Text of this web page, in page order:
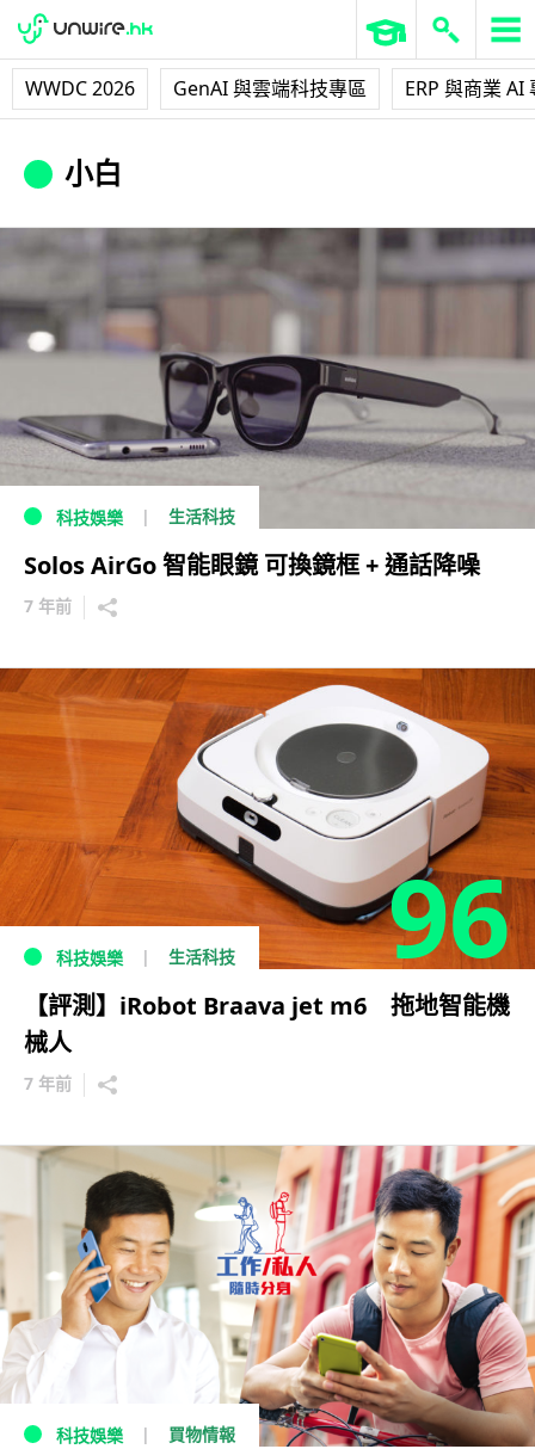
WWDC 2026 GenAI 與雲端科技專區 ERP 與商業 AI
小白
科技娛樂 生活科技
Solos AirGo 智能眼鏡 可換鏡框 + 通話降噪
7 年前
96
科技娛樂 生活科技
【評測】iRobot Braava jet m6 拖地智能機
械人
7 年前
科技娛樂 買物情報